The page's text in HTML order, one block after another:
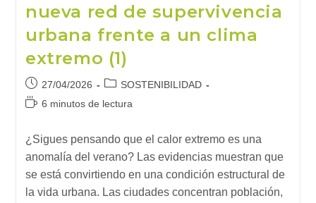
nueva red de supervivencia
urbana frente a un clima
extremo (1)
Publicación
de
27/04/2026
Categoría
de
SOSTENIBILIDAD
Tiempo
lectura:
6 minutos de lectura
¿Sigues pensando que el calor extremo es una
anomalía del verano? Las evidencias muestran que
se está convirtiendo en una condición estructural de
la vida urbana. Las ciudades concentran población,